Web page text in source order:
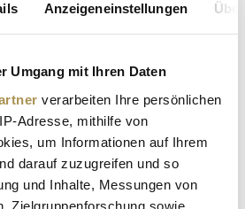
Anzeigeneinstellungen
Umgang mit Ihren Daten
verarbeiten Ihre persönlichen
Adresse, mithilfe von
um Informationen auf Ihrem
darauf zuzugreifen und so
und Inhalte, Messungen von
Zielgruppenforschung sowie